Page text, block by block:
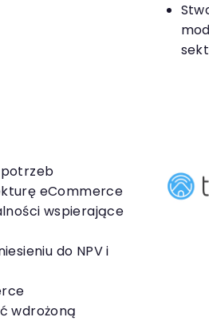
eCommerce
wspierające
do NPV i
wdrożoną